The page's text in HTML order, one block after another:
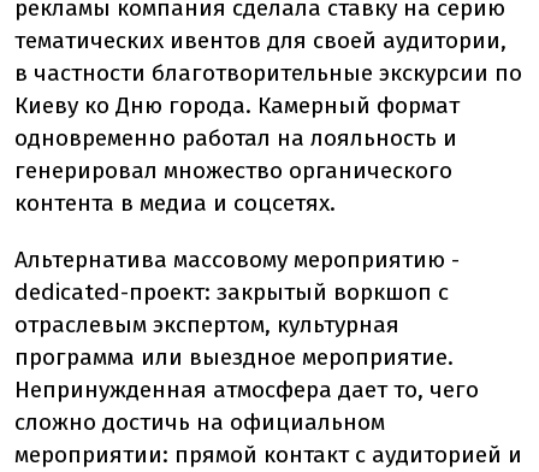
рекламы компания сделала ставку на серию
тематических ивентов для своей аудитории,
в частности благотворительные экскурсии по
Киеву ко Дню города. Камерный формат
одновременно работал на лояльность и
генерировал множество органического
контента в медиа и соцсетях.
Альтернатива массовому мероприятию -
dedicated-проект: закрытый воркшоп с
отраслевым экспертом, культурная
программа или выездное мероприятие.
Непринужденная атмосфера дает то, чего
сложно достичь на официальном
мероприятии: прямой контакт с аудиторией и